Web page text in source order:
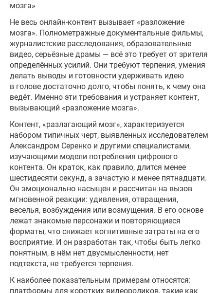
мозга»
Не весь онлайн-контент вызывает «разложение
мозга». Полнометражные документальные фильмы,
журналистские расследования, образовательные
видео, серьёзные драмы — всё это требует от зрителя
определённых усилий. Они требуют терпения, умения
делать выводы и готовности удерживать идею
в голове достаточно долго, чтобы понять, к чему она
ведёт. Именно эти требования и устраняет контент,
вызывающий «разложение мозга».
Контент, «разлагающий мозг», характеризуется
набором типичных черт, выявленных исследователем
Александром Серенко и другими специалистами,
изучающими модели потребления цифрового
контента. Он краток, как правило, длится менее
шестидесяти секунд, а зачастую и менее пятнадцати.
Он эмоционально насыщен и рассчитан на вызов
мгновенной реакции: удивления, отвращения,
веселья, возбуждения или возмущения. В его основе
лежат знакомые персонажи и повторяющиеся
форматы, что снижает когнитивные затраты на его
восприятие. И он разработан так, чтобы быть легко
понятным, в нём нет двусмысленности, нет
подтекста, не требуется терпения.
К наиболее показательным примерам относятся:
платформы для коротких видеороликов, такие как